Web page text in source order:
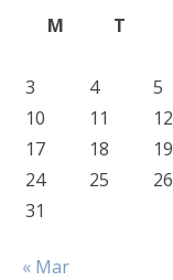
M
T
3
4 5
10
11 12
17
18 19
24
25 26
31
« Mar